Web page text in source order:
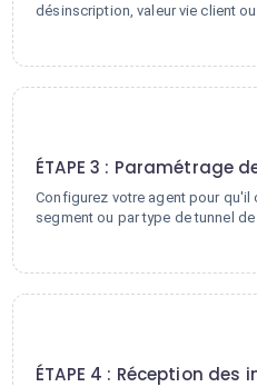
désinscription, valeur vie client
ÉTAPE 3 : Paramétrage
Configurez votre agent pour
segment ou par type de tunnel de
ÉTAPE 4 : Réception